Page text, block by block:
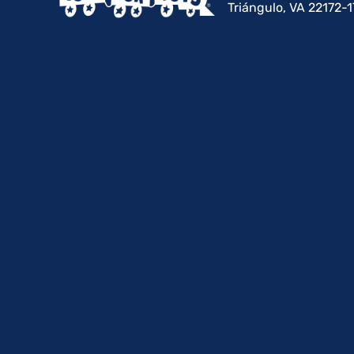
Triángulo, VA 22172-